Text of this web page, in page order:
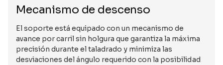
Mecanismo de descenso
El soporte está equipado con un mecanismo de
avance por carril sin holgura que garantiza la máxima
precisión durante el taladrado y minimiza las
desviaciones del ángulo requerido con la posibilidad